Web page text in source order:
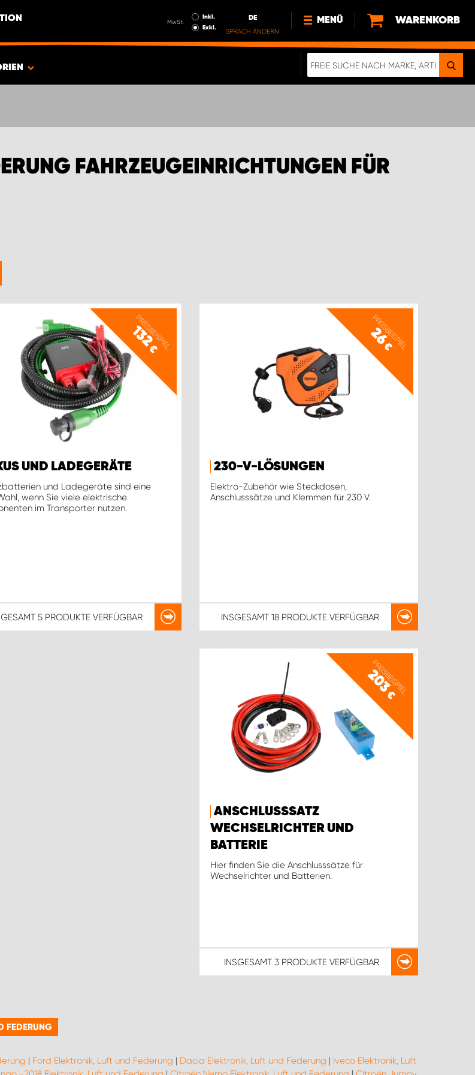
MwSt.
Inkl.
Exkl.
DE
SPRACH ÄNDERN
MENÜ
NEWS
WARENKORB
FAHRZEUGEINRICHTUNGEN FÜR
PREISBEISPIEL
132
€
UND LADEGERÄTE
und Ladegeräte sind eine
wenn Sie viele elektrische
im Transporter nutzen.
5 PRODUKTE VERFÜGBAR
PREISBEISPIEL
26
€
230-V-LÖSUNGEN
Elektro-Zubehör wie Steckdosen,
Anschlusssätze und Klemmen für 230 V.
INSGESAMT 18 PRODUKTEVERFÜGBAR
PREISBEISPIEL
203
€
ANSCHLUSSSATZ
WECHSELRICHTER UND
BATTERIE
Hier finden Sie die Anschlusssätze für
Wechselrichter und Batterien.
INSGESAMT 3 PRODUKTE VERFÜGBAR
FEDERUNG
| Ford Elektronik, Luft und Federung | Dacia Elektronik, Luft und Federung | Iveco Elektronik, Luft